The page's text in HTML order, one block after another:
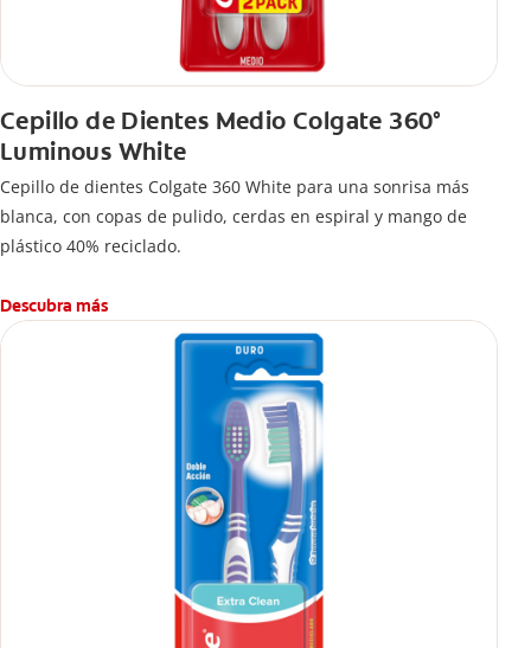
Cepillo de Dientes Medio Colgate 360°
Luminous White
Cepillo de dientes Colgate 360 White para una sonrisa más
blanca, con copas de pulido, cerdas en espiral y mango de
plástico 40% reciclado.
Descubra más